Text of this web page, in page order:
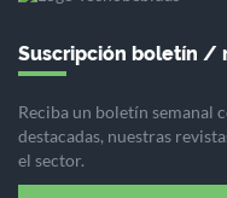
Suscripción boletín /
Reciba un boletín semanal
destacadas, nuestras
el sector.